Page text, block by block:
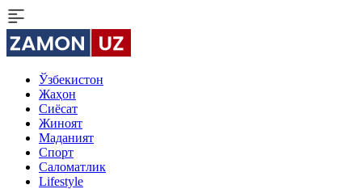
Ўзбекистон
Жаҳон
Сиёсат
Жиноят
Маданият
Спорт
Cаломатлик
Lifestyle